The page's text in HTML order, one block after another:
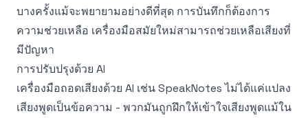
บางครั้งแม้จะพยายามอย่างดีที่สุด การบันทึกก็ต้องการ
ความช่วยเหลือ เครื่องมือสมัยใหม่สามารถช่วยเหลือเสียงที่
มีปัญหา
การปรับปรุงด้วย AI
เครื่องมือถอดเสียงด้วย AI เช่นSpeakNotesไม่ได้แค่แปลง
เสียงพูดเป็นข้อความ - พวกมันถูกฝึกให้เข้าใจเสียงพูดแม้ใน